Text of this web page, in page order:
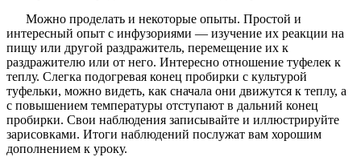
Можно проделать и некоторые опыты. Простой и
интересный опыт с инфузориями — изучение их реакции на
пищу или другой раздражитель, перемещение их к
раздражителю или от него. Интересно отношение туфелек к
теплу. Слегка подогревая конец пробирки с культурой
туфельки, можно видеть, как сначала они движутся к теплу, а
с повышением температуры отступают в дальний конец
пробирки. Свои наблюдения записывайте и иллюстрируйте
зарисовками. Итоги наблюдений послужат вам хорошим
дополнением к уроку.